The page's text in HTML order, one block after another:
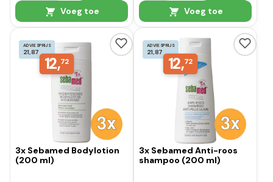
Voeg toe Voeg toe
ADVIESPRIJS
21,87
12,72
3x Sebamed Bodylotion
(200 ml)
ADVIESPRIJS
21,87
12,72
3x Sebamed Anti-roos
shampoo (200 ml)